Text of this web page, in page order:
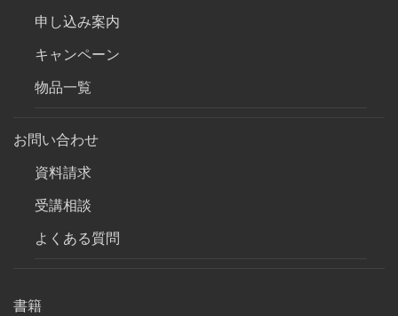
申し込み案内
キャンペーン
物品一覧
お問い合わせ
資料請求
受講相談
よくある質問
書籍